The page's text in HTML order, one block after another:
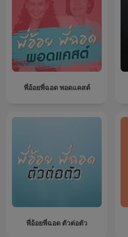
พี่อ้อยพี่ฉอด พอดแคสต์
พี่อ้อยพี่ฉอด ตัวต่อตัว